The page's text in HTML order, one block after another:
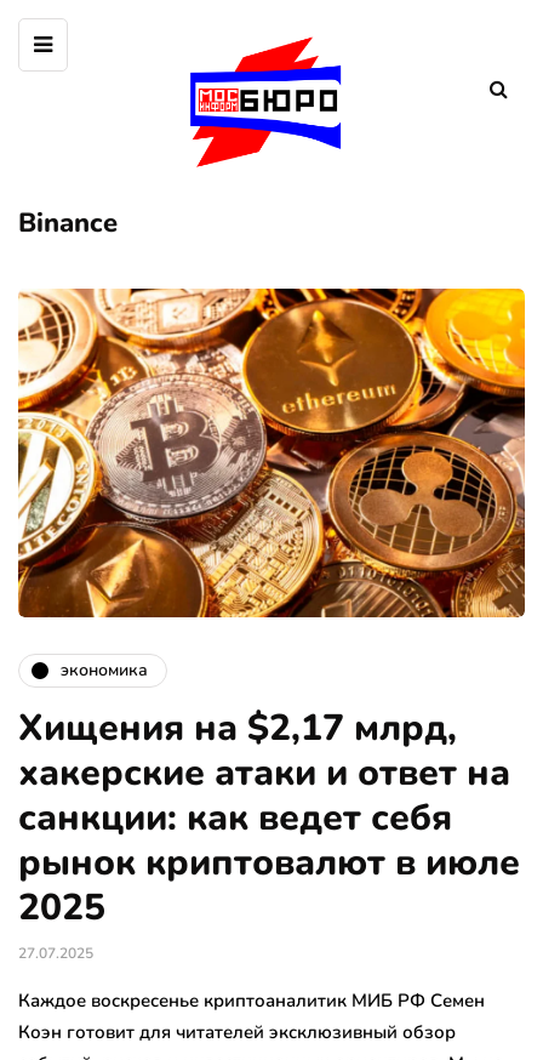
Binance
экономика
Хищения на $2,17 млрд,
хакерские атаки и ответ на
санкции: как ведет себя
рынок криптовалют в июле
2025
27.07.2025
Каждое воскресенье криптоаналитик МИБ РФ Семен
Коэн готовит для читателей эксклюзивный обзор